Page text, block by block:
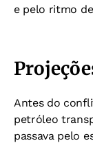
e pelo ritmo
Antes do
petróleo
passava pelo